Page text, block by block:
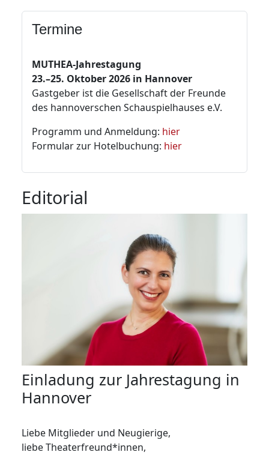
Termine
MUTHEA-Jahrestagung
23.–25. Oktober 2026 in Hannover
Gastgeber ist die Gesellschaft der Freunde
des hannoverschen Schauspielhauses e.V.
Programm und Anmeldung: hier
Formular zur Hotelbuchung: hier
Editorial
Einladung zur Jahrestagung in
Hannover
Liebe Mitglieder und Neugierige,
liebe Theaterfreund*innen,